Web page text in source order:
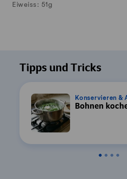
Eiweiss: 51 g
Tipps und Tricks
Konservieren &
Bohnen